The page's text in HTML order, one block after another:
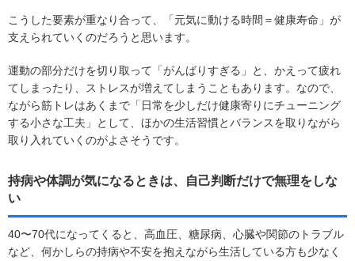
こうした要素が重なり合って、「元気に動ける時間＝健康寿命」が
支えられていくのだろうと思います。
運動の部分だけを切り取って「がんばりすぎる」と、かえって疲れ
てしまったり、ストレスが増えてしまうこともあります。なので、
ながら筋トレはあくまで「日常を少しだけ健康寄りにチューニング
する小さな工夫」として、ほかの生活習慣とバランスを取りながら
取り入れていくのがよさそうです。
持病や体調が気になるときは、自己判断だけで無理をしな
い
40〜70代になってくると、高血圧、糖尿病、心臓や関節のトラブル
など、何かしらの持病や不安を抱えながら生活している方も少なく